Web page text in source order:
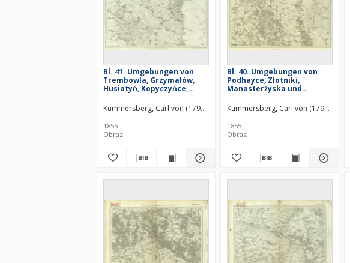
Bl. 41. Umgebungen von
Trembowla, Grzymałów,
Husiatyń, Kopyczyńce,
Kummersberg, Carl von (1797–1877)
1855
Obraz
Bl. 40. Umgebungen von
Podhayce, Złotniki,
Manasteržyska und
Kummersberg, Carl von (1797–1877)
1855
Obraz